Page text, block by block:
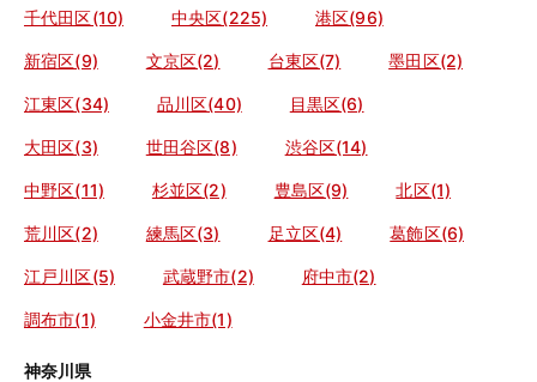
千代田区(10) 中央区(225) 港区(96)
新宿区(9) 文京区(2) 台東区(7) 墨田区(2)
江東区(34) 品川区(40) 目黒区(6)
大田区(3) 世田谷区(8) 渋谷区(14)
中野区(11) 杉並区(2) 豊島区(9) 北区(1)
荒川区(2) 練馬区(3) 足立区(4) 葛飾区(6)
江戸川区(5) 武蔵野市(2) 府中市(2)
調布市(1) 小金井市(1)
神奈川県